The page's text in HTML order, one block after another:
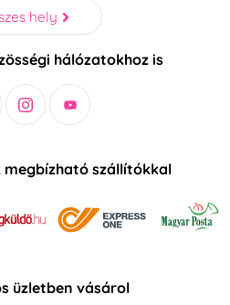
hely
hálózatokhoz is
szállítókkal
üzletben vásárol